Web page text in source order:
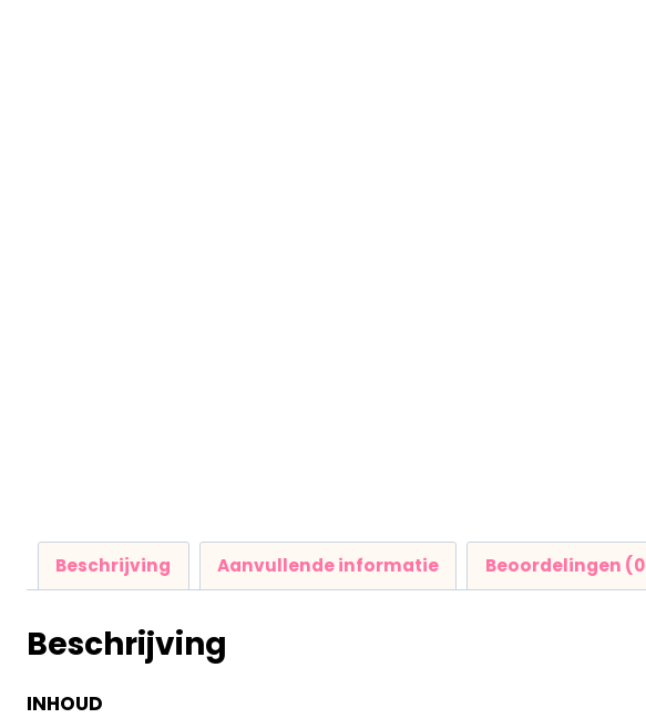
Beschrijving Aanvullende informatie Beoordelingen
Beschrijving
INHOUD